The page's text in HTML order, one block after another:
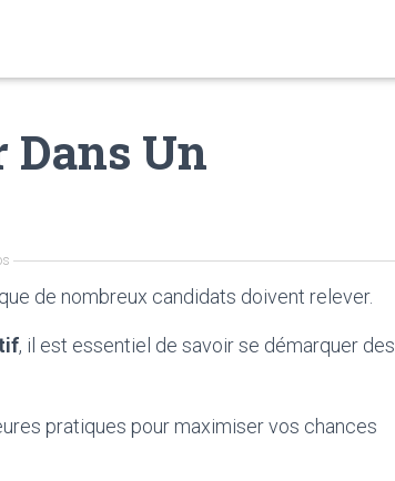
Un
de nombreux candidats doivent relever.
, il est essentiel de savoir se démarquer des
pratiques pour maximiser vos chances